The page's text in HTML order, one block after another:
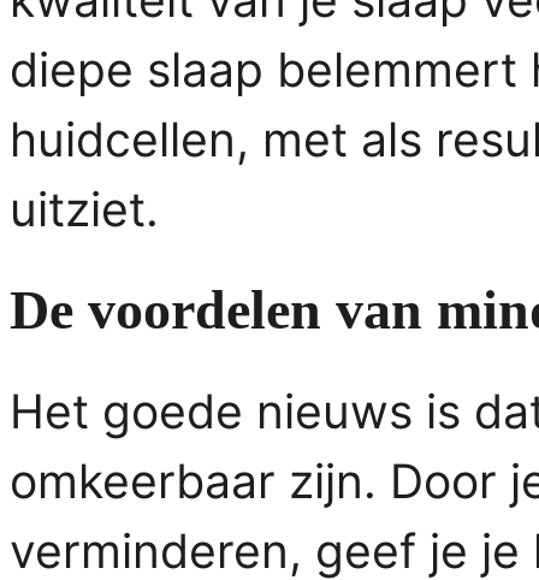
diepe slaap belemmert
huidcellen, met als
uitziet.
De voordelen van
Het goede nieuws is
omkeerbaar zijn. Door
verminderen, geef je